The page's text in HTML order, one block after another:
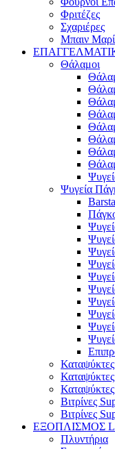
Φριτέζες
Σχαριέρες
Μπαιν Μαρί
Θάλαμοι
Ψυγεία
Καταψύκτες
Βιτρίνες
Βιτρίνες
ΕΞΟΠΛΙΣΜΟΣ
Πλυντήρια